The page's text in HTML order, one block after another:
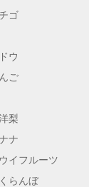
ゴ
ウ
ご
梨
ナ
イフルーツ
らんぼ